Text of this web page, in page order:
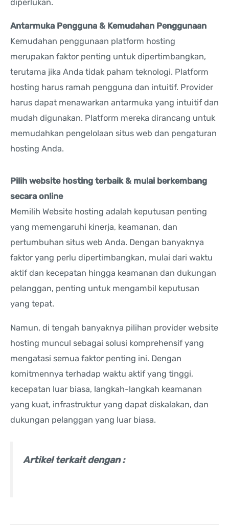
diperlukan.
Antarmuka Pengguna & Kemudahan Penggunaan
Kemudahan penggunaan platform hosting
merupakan faktor penting untuk dipertimbangkan,
terutama jika Anda tidak paham teknologi. Platform
hosting harus ramah pengguna dan intuitif. Provider
harus dapat menawarkan antarmuka yang intuitif dan
mudah digunakan. Platform mereka dirancang untuk
memudahkan pengelolaan situs web dan pengaturan
hosting Anda.
Pilih website hosting terbaik & mulai berkembang
secara online
Memilih Website hosting adalah keputusan penting
yang memengaruhi kinerja, keamanan, dan
pertumbuhan situs web Anda. Dengan banyaknya
faktor yang perlu dipertimbangkan, mulai dari waktu
aktif dan kecepatan hingga keamanan dan dukungan
pelanggan, penting untuk mengambil keputusan
yang tepat.
Namun, di tengah banyaknya pilihan provider website
hosting muncul sebagai solusi komprehensif yang
mengatasi semua faktor penting ini. Dengan
komitmennya terhadap waktu aktif yang tinggi,
kecepatan luar biasa, langkah-langkah keamanan
yang kuat, infrastruktur yang dapat diskalakan, dan
dukungan pelanggan yang luar biasa.
Artikel terkait dengan :